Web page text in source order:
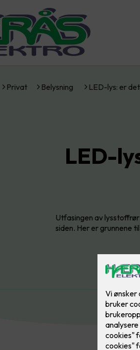
Privat Belysning LED-lys: er
LED-
Utfasingen av
siden. Her er grunnene